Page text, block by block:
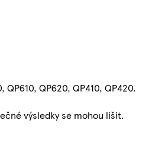
QP620, QP410, QP420.
výsledky se mohou lišit.